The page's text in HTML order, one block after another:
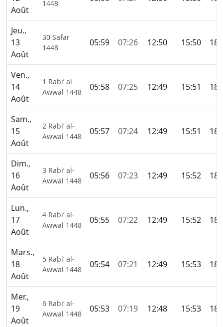
Août
1448
Jeu.,
13
Août
30 Safar
1448
05:59 07:26 12:50 15:50
Ven.,
14
Août
1 Rabi’ al-
Awwal 1448
05:58 07:25 12:49 15:51
Sam.,
15
Août
2 Rabi’ al-
Awwal 1448
05:57 07:24 12:49 15:51
Dim.,
16
Août
3 Rabi’ al-
Awwal 1448
05:56 07:23 12:49 15:52
Lun.,
17
Août
4 Rabi’ al-
Awwal 1448
05:55 07:22 12:49 15:52
Mars.,
18
Août
5 Rabi’ al-
Awwal 1448
05:54 07:21 12:49 15:53
Mer.,
19
Août
6 Rabi’ al-
Awwal 1448
05:53 07:19 12:48 15:53